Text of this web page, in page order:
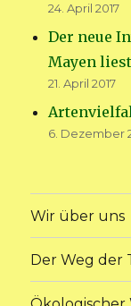
24. April 2017
Der neue
Mayen
21. April 2017
6. Dezember
Wir über uns
Der Weg der